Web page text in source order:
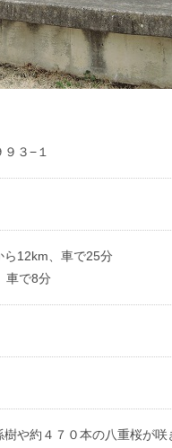
３−１
ら12km、車で25分
車で8分
や約４７０本の八重桜が